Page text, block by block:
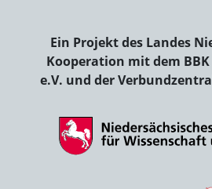
Ein Projekt des Landes
Kooperation mit dem
e.V. und der